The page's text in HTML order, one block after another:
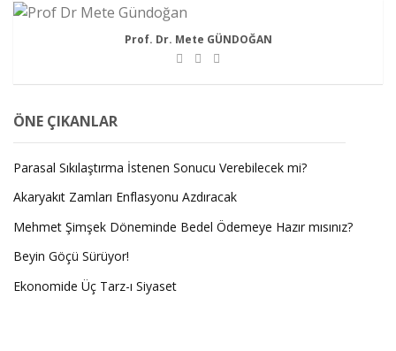
Prof. Dr. Mete GÜNDOĞAN
ÖNE ÇIKANLAR
Parasal Sıkılaştırma İstenen Sonucu Verebilecek mi?
Akaryakıt Zamları Enflasyonu Azdıracak
Mehmet Şimşek Döneminde Bedel Ödemeye Hazır mısınız?
Beyin Göçü Sürüyor!
Ekonomide Üç Tarz-ı Siyaset